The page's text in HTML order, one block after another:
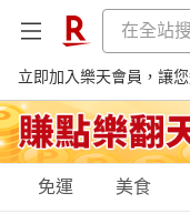
立即加入樂天會員，讓
購物網分類
免運 美食